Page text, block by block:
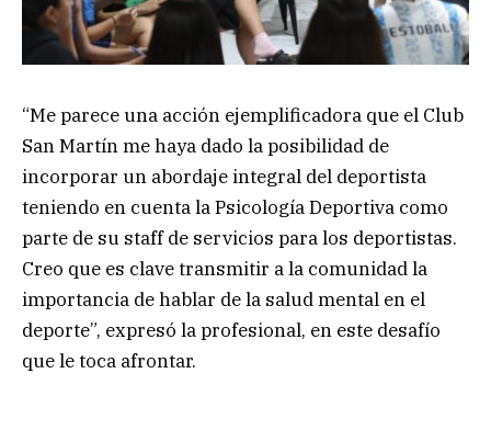
“Me parece una acción ejemplificadora que el Club
San Martín me haya dado la posibilidad de
incorporar un abordaje integral del deportista
teniendo en cuenta la Psicología Deportiva como
parte de su staff de servicios para los deportistas.
Creo que es clave transmitir a la comunidad la
importancia de hablar de la salud mental en el
deporte”, expresó la profesional, en este desafío
que le toca afrontar.